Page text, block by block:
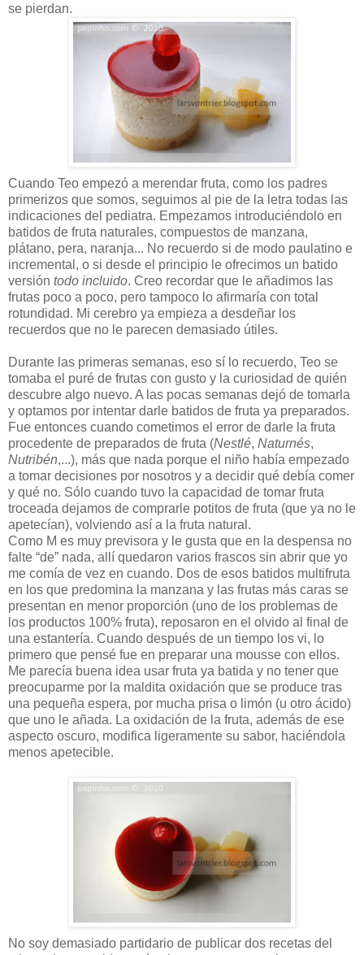
se pierdan.
Cuando Teo empezó a merendar fruta, como los padres
primerizos que somos, seguimos al pie de la letra todas las
indicaciones del pediatra. Empezamos introduciéndolo en
batidos de fruta naturales, compuestos de manzana,
plátano, pera, naranja... No recuerdo si de modo paulatino e
incremental, o si desde el principio le ofrecimos un batido
versión todo incluido. Creo recordar que le añadimos las
frutas poco a poco, pero tampoco lo afirmaría con total
rotundidad. Mi cerebro ya empieza a desdeñar los
recuerdos que no le parecen demasiado útiles.
Durante las primeras semanas, eso sí lo recuerdo, Teo se
tomaba el puré de frutas con gusto y la curiosidad de quién
descubre algo nuevo. A las pocas semanas dejó de tomarla
y optamos por intentar darle batidos de fruta ya preparados.
Fue entonces cuando cometimos el error de darle la fruta
procedente de preparados de fruta (Nestlé, Naturnés,
Nutribén,...), más que nada porque el niño había empezado
a tomar decisiones por nosotros y a decidir qué debía comer
y qué no. Sólo cuando tuvo la capacidad de tomar fruta
troceada dejamos de comprarle potitos de fruta (que ya no le
apetecían), volviendo así a la fruta natural.
Como M es muy previsora y le gusta que en la despensa no
falte “de” nada, allí quedaron varios frascos sin abrir que yo
me comía de vez en cuando. Dos de esos batidos multifruta
en los que predomina la manzana y las frutas más caras se
presentan en menor proporción (uno de los problemas de
los productos 100% fruta), reposaron en el olvido al final de
una estantería. Cuando después de un tiempo los vi, lo
primero que pensé fue en preparar una mousse con ellos.
Me parecía buena idea usar fruta ya batida y no tener que
preocuparme por la maldita oxidación que se produce tras
una pequeña espera, por mucha prisa o limón (u otro ácido)
que uno le añada. La oxidación de la fruta, además de ese
aspecto oscuro, modifica ligeramente su sabor, haciéndola
menos apetecible.
No soy demasiado partidario de publicar dos recetas del